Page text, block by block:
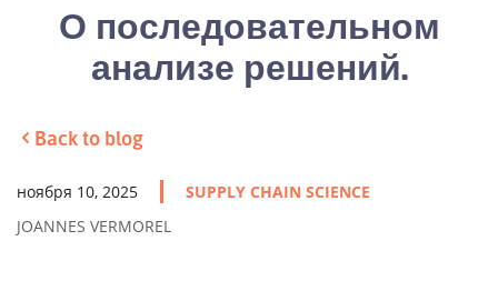
О последовательном
анализе решений.
Back to blog
ноября 10, 2025
SUPPLY CHAIN SCIENCE
JOANNES VERMOREL